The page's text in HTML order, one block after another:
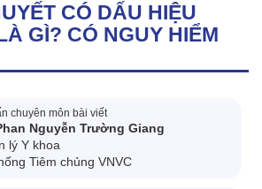
CÓ DẤU HIỆU
GÌ? CÓ NGUY HIỂM
chuyên môn bài viết
Nguyễn Trường Giang
lý Y khoa
Tiêm chủng VNVC